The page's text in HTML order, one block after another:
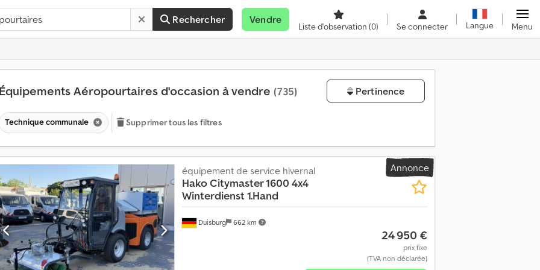
Rechercher Vendre
Liste d'observation (0) Se connecter Langue Menu
Équipements Aéropourtaires d'occasion à vendre (735) Pertinence
Technique communale Supprimer tous les filtres
Annonce
Duisburg 662 km
équipement de service hivernal
HakoCitymaster 1600 4x4
Winterdienst 1.Hand
24 950 €
prix fixe
(TVA non déclarée)
P
u